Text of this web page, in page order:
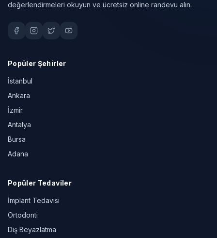
değerlendirmeleri okuyun ve ücretsiz online randevu alın.
Popüler Şehirler
İstanbul
Ankara
İzmir
Antalya
Bursa
Adana
Popüler Tedaviler
İmplant Tedavisi
Ortodonti
Diş Beyazlatma